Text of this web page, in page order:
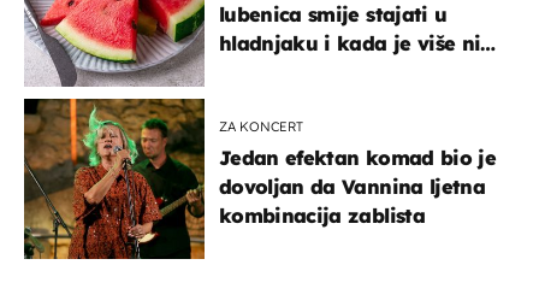
lubenica smije stajati u
hladnjaku i kada je više nije
ZA KONCERT
Jedan efektan komad bio je
dovoljan da Vannina ljetna
kombinacija zablista